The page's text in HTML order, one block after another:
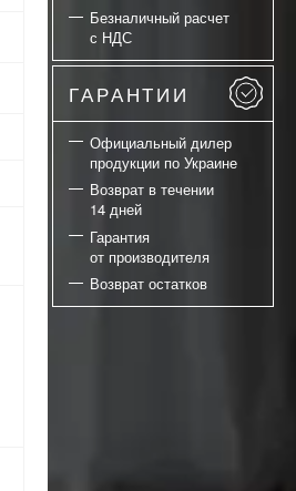
Безналичный расчет
с НДС
ГАРАНТИИ
Официальный дилер
продукции по Украине
Возврат в течении
14 дней
Гарантия
от производителя
Возврат остатков